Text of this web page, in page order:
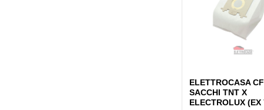
ELETTROCASA
SACCHI TNT X
ELECTROLUX (EX